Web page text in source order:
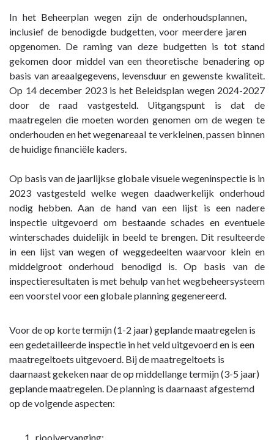
Terug
naar
navigatie
Paragraaf
Onderhoud
kapitaalgoederen
Wegen
In het Beheerplan wegen zijn de onderhoudsplannen,
inclusief de benodigde budgetten, voor meerdere jaren
opgenomen. De raming van deze budgetten is tot stand
gekomen door middel van een theoretische benadering op
basis van areaalgegevens, levensduur en gewenste kwaliteit.
Op 14 december 2023 is het Beleidsplan wegen 2024-2027
door de raad vastgesteld. Uitgangspunt is dat de
maatregelen die moeten worden genomen om de wegen te
onderhouden en het wegenareaal te verkleinen, passen binnen
de huidige financiële kaders.
Op basis van de jaarlijkse globale visuele wegeninspectie is in
2023 vastgesteld welke wegen daadwerkelijk onderhoud
nodig hebben. Aan de hand van een lijst is een nadere
inspectie uitgevoerd om bestaande schades en eventuele
winterschades duidelijk in beeld te brengen. Dit resulteerde
in een lijst van wegen of weggedeelten waarvoor klein en
middelgroot onderhoud benodigd is. Op basis van de
inspectieresultaten is met behulp van het wegbeheersysteem
een voorstel voor een globale planning gegenereerd.
Voor de op korte termijn (1-2 jaar) geplande maatregelen is
een gedetailleerde inspectie in het veld uitgevoerd en is een
maatregeltoets uitgevoerd. Bij de maatregeltoets is
daarnaast gekeken naar de op middellange termijn (3-5 jaar)
geplande maatregelen. De planning is daarnaast afgestemd
op de volgende aspecten:
rioolvervanging;